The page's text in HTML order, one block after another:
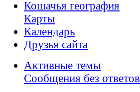
Кошачья география
Карты
Календарь
Друзья сайта
Активные темы
Сообщения без ответов